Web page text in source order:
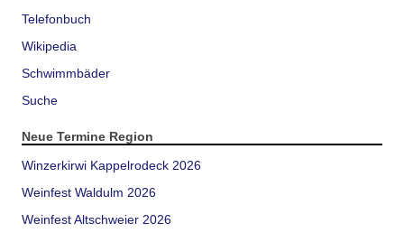
Telefonbuch
Wikipedia
Schwimmbäder
Suche
Neue Termine Region
Winzerkirwi Kappelrodeck 2026
Weinfest Waldulm 2026
Weinfest Altschweier 2026